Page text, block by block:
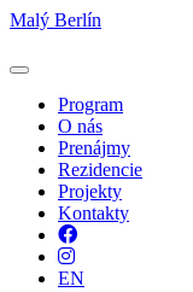
Malý Berlín
Program
O nás
Prenájmy
Rezidencie
Projekty
Kontakty
Facebook
Instagram
EN